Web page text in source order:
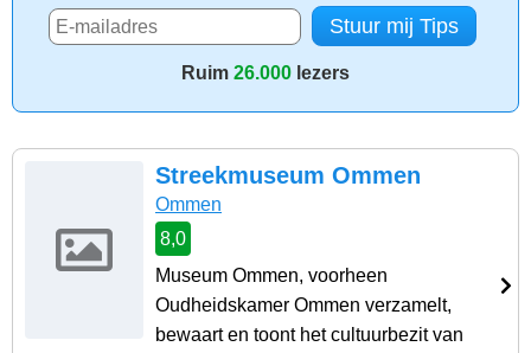
Ruim 26.000 lezers
Streekmuseum Ommen
Ommen
8,0
Museum Ommen, voorheen
Oudheidskamer Ommen verzamelt,
bewaart en toont het cultuurbezit van